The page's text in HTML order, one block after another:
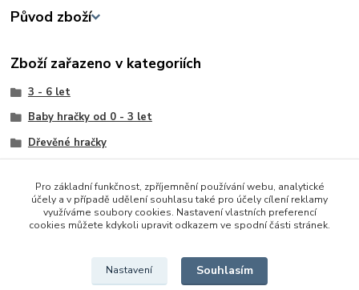
Původ zboží
Zboží zařazeno v kategoriích
3 - 6 let
Baby hračky od 0 - 3 let
Dřevěné hračky
Kostky a kelímky
Kostky
Pro základní funkčnost, zpříjemnění používání webu, analytické
účely a v případě udělení souhlasu také pro účely cílení reklamy
využíváme soubory cookies. Nastavení vlastních preferencí
cookies můžete kdykoli upravit odkazem ve spodní části stránek.
Nastavení Souhlasím